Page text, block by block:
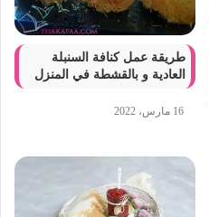
طريقة عمل كنافة السنبلة
العادية و بالقشطة في المنزل
16 مارس، 2022